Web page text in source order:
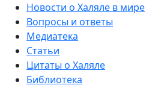
Новости о Халяле в мире
Вопросы и ответы
Медиатека
Статьи
Цитаты о Халяле
Библиотека